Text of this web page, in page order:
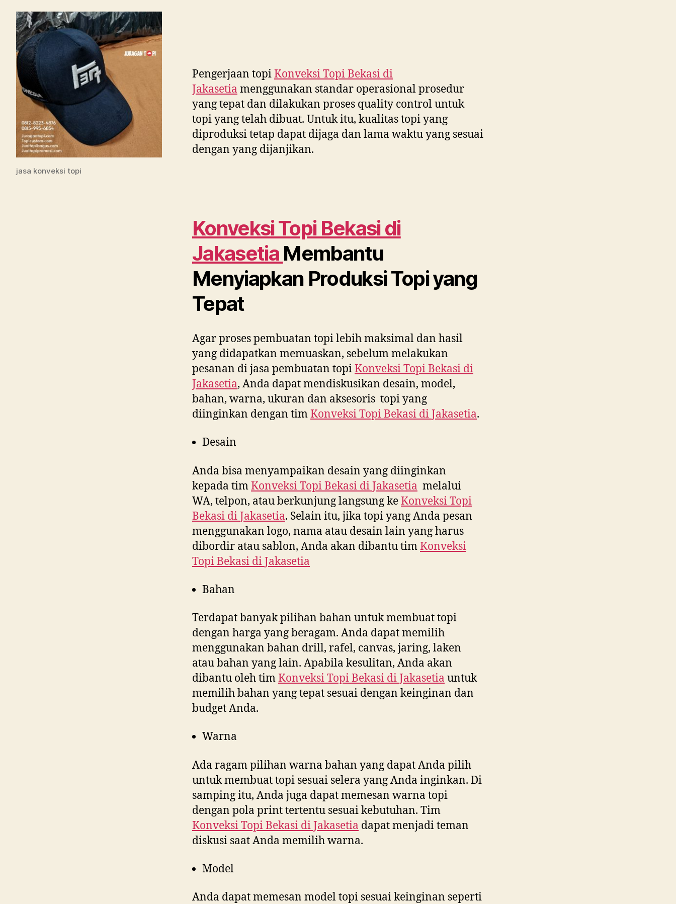
jasa konveksi topi
Pengerjaan topiKonveksi Topi Bekasi di
Jakasetia menggunakan standar operasional prosedur
yang tepat dan dilakukan proses quality control untuk
topi yang telah dibuat. Untuk itu, kualitas topi yang
diproduksi tetap dapat dijaga dan lama waktu yang sesuai
dengan yang dijanjikan.
Konveksi Topi Bekasi di
Jakasetia Membantu
Menyiapkan Produksi Topi yang
Tepat
Agar proses pembuatan topi lebih maksimal dan hasil
yang didapatkan memuaskan, sebelum melakukan
pesanan di jasa pembuatan topiKonveksi Topi Bekasi di
Jakasetia, Anda dapat mendiskusikan desain, model,
bahan, warna, ukuran dan aksesoris topi yang
diinginkan dengan timKonveksi Topi Bekasi diJakasetia.
Desain
Anda bisa menyampaikan desain yang diinginkan
kepada timKonveksi Topi Bekasi diJakasetia melalui
WA, telpon, atau berkunjung langsung keKonveksi Topi
Bekasi diJakasetia. Selain itu, jika topi yang Anda pesan
menggunakan logo, nama atau desain lain yang harus
dibordir atau sablon, Anda akan dibantu timKonveksi
Topi Bekasi diJakasetia
Bahan
Terdapat banyak pilihan bahan untuk membuat topi
dengan harga yang beragam. Anda dapat memilih
menggunakan bahan drill, rafel, canvas, jaring, laken
atau bahan yang lain. Apabila kesulitan, Anda akan
dibantu oleh timKonveksi Topi Bekasi diJakasetia untuk
memilih bahan yang tepat sesuai dengan keinginan dan
budget Anda.
Warna
Ada ragam pilihan warna bahan yang dapat Anda pilih
untuk membuat topi sesuai selera yang Anda inginkan. Di
samping itu, Anda juga dapat memesan warna topi
dengan pola print tertentu sesuai kebutuhan. Tim
Konveksi Topi Bekasi diJakasetia dapat menjadi teman
diskusi saat Anda memilih warna.
Model
Anda dapat memesan model topi sesuai keinginan seperti